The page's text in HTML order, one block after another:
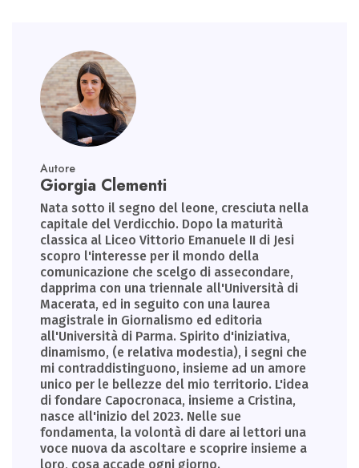
Autore
Giorgia Clementi
Nata sotto il segno del leone, cresciuta nella
capitale del Verdicchio. Dopo la maturità
classica al Liceo Vittorio Emanuele II di Jesi
scopro l'interesse per il mondo della
comunicazione che scelgo di assecondare,
dapprima con una triennale all'Università di
Macerata, ed in seguito con una laurea
magistrale in Giornalismo ed editoria
all'Università di Parma. Spirito d'iniziativa,
dinamismo, (e relativa modestia), i segni che
mi contraddistinguono, insieme ad un amore
unico per le bellezze del mio territorio. L'idea
di fondare Capocronaca, insieme a Cristina,
nasce all'inizio del 2023. Nelle sue
fondamenta, la volontà di dare ai lettori una
voce nuova da ascoltare e scoprire insieme a
loro, cosa accade ogni giorno.